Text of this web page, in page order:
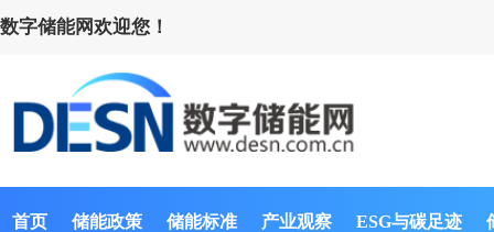
数字储能网欢迎您！
首页 储能政策 储能标准 产业观察 ESG与碳足迹